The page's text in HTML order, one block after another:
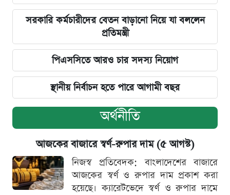
সরকারি কর্মচারীদের বেতন বাড়ানো নিয়ে যা বললেন
প্রতিমন্ত্রী
পিএসসিতে আরও চার সদস্য নিয়োগ
স্থানীয় নির্বাচন হতে পারে আগামী বছর
অর্থনীতি
আজকের বাজারে স্বর্ণ-রুপার দাম (৫ আগস্ট)
নিজস্ব প্রতিবেদক: বাংলাদেশের বাজারে
আজকের স্বর্ণ ও রুপার দাম প্রকাশ করা
হয়েছে। ক্যারেটভেদে স্বর্ণ ও রুপার দামে